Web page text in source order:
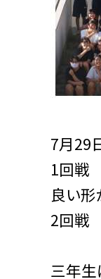
7月29
1回戦
良い形
2回戦
三年生